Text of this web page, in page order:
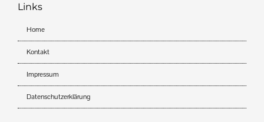
Links
Home
Kontakt
Impressum
Datenschutzerklärung